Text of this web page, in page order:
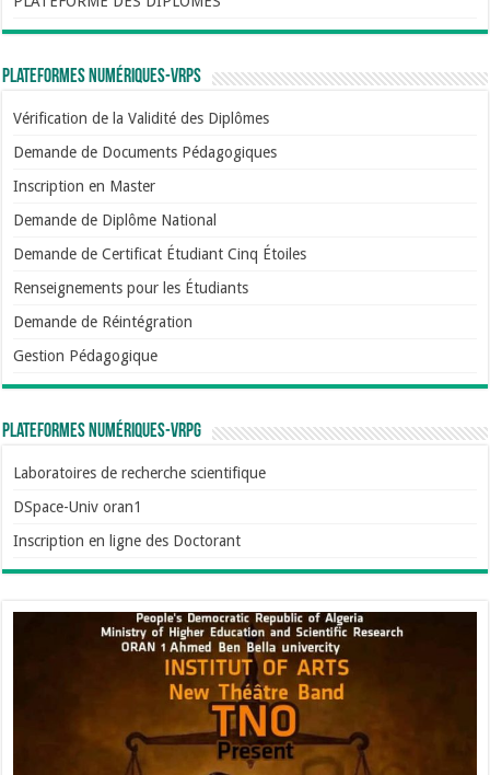
Plateformes numériques-VRPS
Vérification de la Validité des Diplômes
Demande de Documents Pédagogiques
Inscription en Master
Demande de Diplôme National
Demande de Certificat Étudiant Cinq Étoiles
Renseignements pour les Étudiants
Demande de Réintégration
Gestion Pédagogique
Plateformes numériques-VRPG
Laboratoires de recherche scientifique
DSpace-Univ oran1
Inscription en ligne des Doctorant